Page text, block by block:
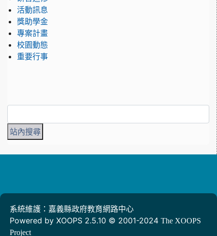
活動訊息
獎助學金
專案計畫
校園動態
重要行事
系統維護：嘉義縣政府教育網路中心
Powered by XOOPS 2.5.10 © 2001-2024 The XOOPS
Project